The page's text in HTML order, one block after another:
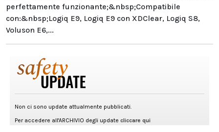
perfettamente funzionante;&nbsp;Compatibile
con:&nbsp;Logiq E9, Logiq E9 con XDClear, Logiq S8,
Voluson E6,...